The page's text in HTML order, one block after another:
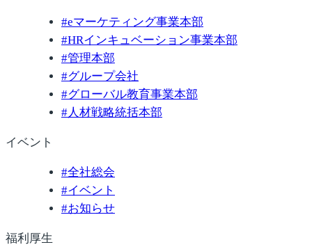
#eマーケティング事業本部
#HRインキュベーション事業本部
#管理本部
#グループ会社
#グローバル教育事業本部
#人材戦略統括本部
イベント
#全社総会
#イベント
#お知らせ
福利厚生